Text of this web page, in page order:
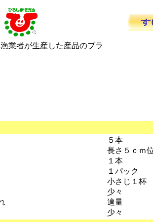
業者が生産した産品のブラ
５本
長さ５ｃｍ
１本
１パック
小さじ１杯
少々
適量
少々